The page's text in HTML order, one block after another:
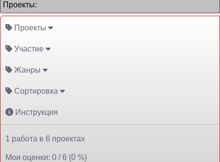
Проекты:
Проекты
Участие
Жанры
Сортировка
Инструкция
1 работа в 6 проектах
Мои оценки: 0 / 6 (0 %)